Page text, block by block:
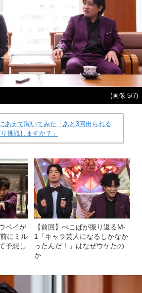
(画像 5/7)
あえて聞いてみた「あと3回出られる
挑戦しますか？」
ペイが
にミル
予想し
【前回】ぺこぱが振り返るM-
1「キャラ芸人になるしかなか
ったんだ！」はなぜウケたの
か